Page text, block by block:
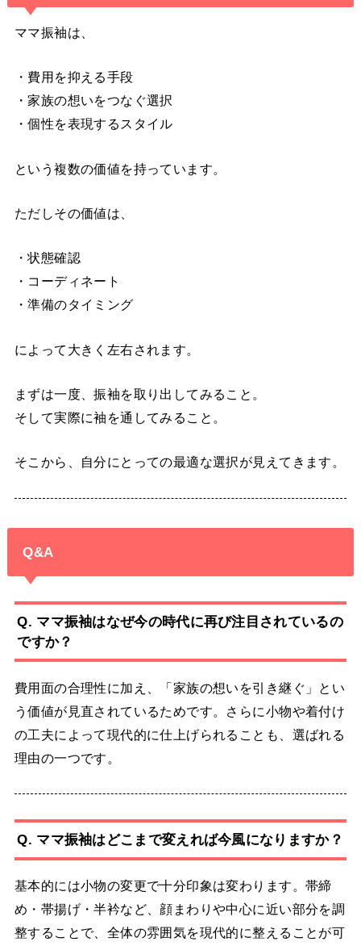
ママ振袖は、
・費用を抑える手段
・家族の想いをつなぐ選択
・個性を表現するスタイル
という複数の価値を持っています。
ただしその価値は、
・状態確認
・コーディネート
・準備のタイミング
によって大きく左右されます。
まずは一度、振袖を取り出してみること。
そして実際に袖を通してみること。
そこから、自分にとっての最適な選択が見えてきます。
Q&A
Q. ママ振袖はなぜ今の時代に再び注目されているの
ですか？
費用面の合理性に加え、「家族の想いを引き継ぐ」とい
う価値が見直されているためです。さらに小物や着付け
の工夫によって現代的に仕上げられることも、選ばれる
理由の一つです。
Q. ママ振袖はどこまで変えれば今風になりますか？
基本的には小物の変更で十分印象は変わります。帯締
め・帯揚げ・半衿など、顔まわりや中心に近い部分を調
整することで、全体の雰囲気を現代的に整えることが可